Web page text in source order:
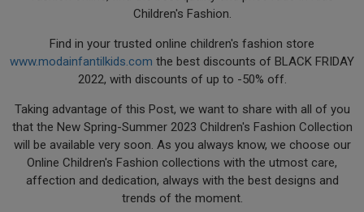
Children's Fashion.
Find in your trusted online children's fashion store
www.modainfantilkids.com the best discounts of BLACK FRIDAY
2022, with discounts of up to -50% off.
Taking advantage of this Post, we want to share with all of you
that the New Spring-Summer 2023 Children's Fashion Collection
will be available very soon. As you always know, we choose our
Online Children's Fashion collections with the utmost care,
affection and dedication, always with the best designs and
trends of the moment.